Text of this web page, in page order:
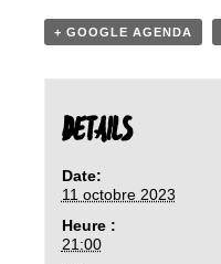
+ GOOGLE AGENDA
DETAILS
Date:
11 octobre 2023
Heure :
21:00